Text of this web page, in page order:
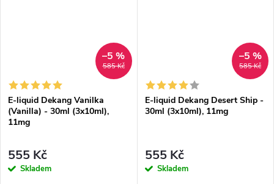
585 Kč
–5 %
E-liquid Dekang Vanilka
(Vanilla) - 30ml (3x10ml),
11mg
555 Kč
Skladem
585 Kč
–5 %
E-liquid Dekang Desert Ship -
30ml (3x10ml), 11mg
555 Kč
Skladem